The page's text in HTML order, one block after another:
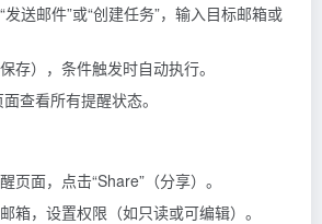
送邮件”或“创建任务”，输入目标邮箱或
存），条件触发时自动执行。
查看所有提醒状态。
页面，点击“Share”（分享）。
箱，设置权限（如只读或可编辑）。